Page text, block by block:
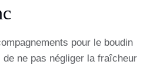
pour le boudin
ne pas négliger la fraîcheur